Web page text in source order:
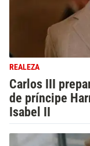
REALEZA
Carlos III
de príncipe
Isabel II